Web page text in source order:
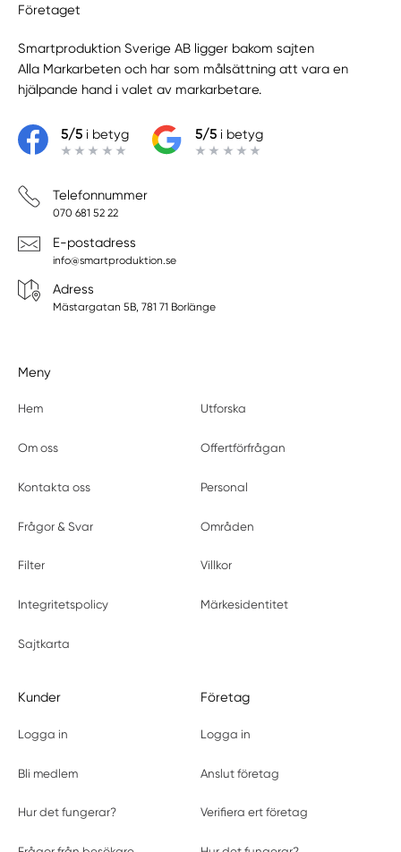
Företaget
Smartproduktion Sverige AB ligger bakom sajten
Alla Markarbeten och har som målsättning att vara en
hjälpande hand i valet av markarbetare.
5/5i betyg 5/5i betyg
Telefonnummer
070 681 52 22
E-postadress
info@smartproduktion.se
Adress
Mästargatan 5B, 781 71 Borlänge
Meny
Hem Utforska
Om oss Offertförfrågan
Kontakta oss Personal
Frågor & Svar Områden
Filter Villkor
Integritetspolicy Märkesidentitet
Sajtkarta
Kunder
Logga in
Bli medlem
Hur det fungerar?
Företag
Logga in
Anslut företag
Verifiera ert företag